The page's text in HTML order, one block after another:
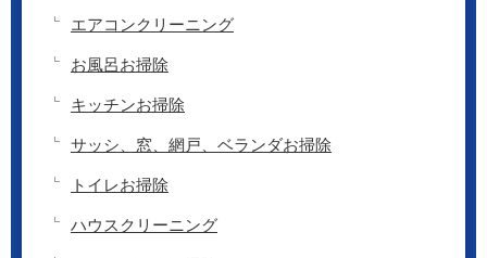
エアコンクリーニング
お風呂お掃除
キッチンお掃除
サッシ、窓、網戸、ベランダお掃除
トイレお掃除
ハウスクリーニング